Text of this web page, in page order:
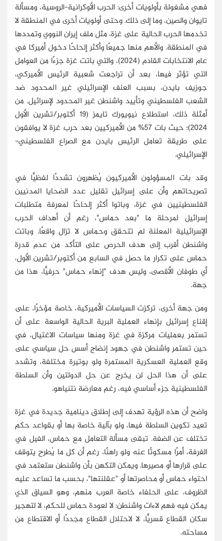
فهي مشغولة بأولويات أخرى: الحرب الأوكرانية-الروسية، ومسألة
تايوان والصين، وما إلى ذلك. وحتى أولويات أخرى في المنطقة لا
تخدمها الحرب الحالية على غزة، مثل ملف إيران النووي وتمددها
في المنطقة. والأهم منها جميعًا وأكثر إلحاحًا دخول أميركا في
عام الانتخابات القادم (2024)، والتي باتت غزة جزءًا من العوامل
التي تؤثر فيها، بعد أن تراجعت شعبية الرئيس الأميركي،
جوزيف بايدن، بسبب العنف الإسرائيلي غير المحدود ضد
الشعب الفلسطيني وتأييد واشنطن غير المحدود لإسرائيل. من
أمثلة ذلك، استطلاع نيويورك تايمز (19 أكتوبر/تشرين الأول
2024)؛ حيث بات 57% من الأميركيين بعد حرب غزة لا يوافقون
على طريقة تعامل الرئيس بايدن مع الصراع الفلسطيني-
الإسرائيلي.
وقد بات المسؤولون الأميركيون يُظهرون تشددًا لفظيًّا في
تصريحاتهم وأن على إسرائيل تقليل عدد الضحايا المدنيين
الفلسطينيين في غزة، وباتوا أكثر إلحاحًا لمعرفة متطلبات
إسرائيل لمرحلة ما "بعد حماس"، رغم أن أهداف الحرب
الإسرائيلية المعلنة لم تتحقق وحماس لا تزال واقعًا. وباتت
واشنطن أقرب إلى هدف الحرص على التأكد من عدم قدرة
حماس على تكرار ما حصل في السابع من أكتوبر/تشرين الأول،
أي طوفان الأقصى، وليس هدف "إنهاء حماس" حرفيًّا، هذا من
جهة.
ومن جهة أخرى، تركزت السياسات الأميركية، خاصة مؤخرًا، على
إقناع إسرائيل بإنهاء العملية البرية الحالية الواسعة على أن
تستمر بعمليات مركزة في غزة ومنها سياسات الاغتيال، في
حين تستمر واشنطن في جهود إنضاج أسس حل سياسي على
وقع العملية العسكرية المستمرة ولو بوتيرة مختلفة، وتشدد
على أن هذا الحل لن يخرج عن حل الدولتين وأن السلطة
الفلسطينية جزء أساسي فيه، رغم معارضة نتنياهو.
واضح أن هذه الرؤية تهدف إلى إطلاق دينامية جديدة في غزة
تعيد تكوين السلطة فيها، ولو بآلية خاصة بها أو بقواعد حكم
تختلف عن الضفة. تبقى مسألة التعامل مع حماس، الفيل في
الغرفة، أمرًا مسكوتًا عنه ولو راهنًا، رغم أن كل ما يُطرح يتوقف
على قرارها أو مصيرها. ويمكن التكهن بأن واشنطن ستعتمد في
احتواء حماس أو محاصرتها أو "عقلنتها"، بحسب ما تساعد عليه
الظروف، على الحلفاء خاصة العرب منهم، وهو السياق الذي
يمكن فيه فهم لاءات واشنطن: لا لعودة حماس للحكم، لا لتهجير
سكان القطاع قسريًّا، لا لاحتلال القطاع مجددًا أو الاقتطاع من
مساحته.